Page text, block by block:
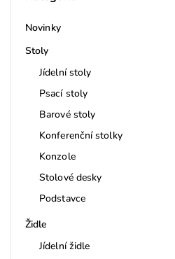
Novinky
Stoly
Jídelní stoly
Psací stoly
Barové stoly
Konferenční stolky
Konzole
Stolové desky
Podstavce
Židle
Jídelní židle